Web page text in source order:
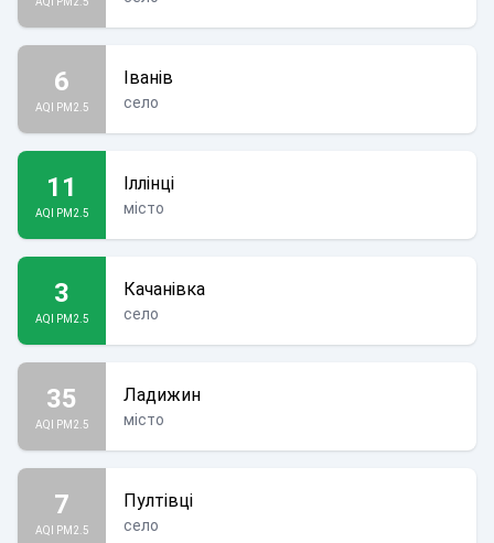
6
AQI PM2.5
Іванів
село
11
AQI PM2.5
Іллінці
місто
3
AQI PM2.5
Качанівка
село
35
AQI PM2.5
Ладижин
місто
7
AQI PM2.5
Пултівці
село